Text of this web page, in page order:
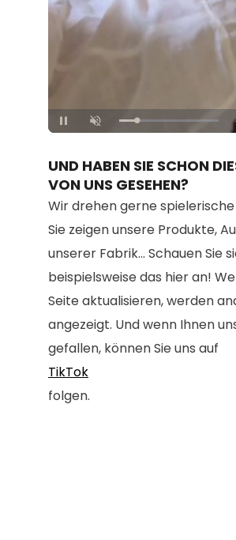
Unmute Loaded:
100.00%
UND HABEN SIE SCHON
VON UNS GESEHEN?
Wir drehen gerne spielerische
Sie zeigen unsere Produkte,
unserer Fabrik... Schauen Sie
beispielsweise das hier an!
Seite aktualisieren, werden
angezeigt. Und wenn Ihnen
gefallen, können Sie uns auf
TikTok
folgen.